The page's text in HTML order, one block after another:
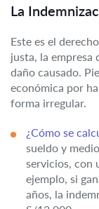
La
Este es el
justa, la empresa
daño causado.
económica por
forma irregular.
¿Cómo se
sueldo y
servicios, con
ejemplo, si
años, la